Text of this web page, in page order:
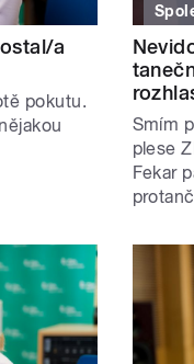
a
pokutu.
Smím
plese
Fekar